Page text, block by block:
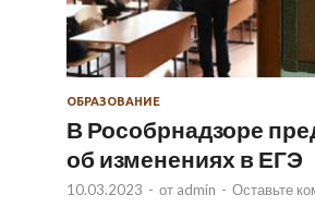
ОБРАЗОВАНИЕ
В Рособрнадзоре
об изменениях в ЕГЭ
10.03.2023 - от admin - Оставьте